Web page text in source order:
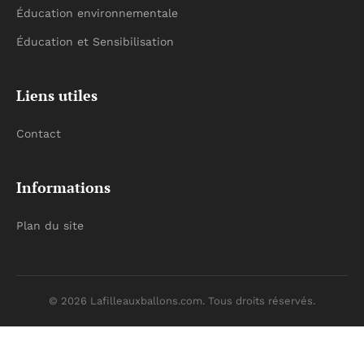
Éducation environnementale
Éducation et Sensibilisation
Liens utiles
Contact
Informations
Plan du site
© 2026 Lafilleauxballons.com. Tous droits réservés.